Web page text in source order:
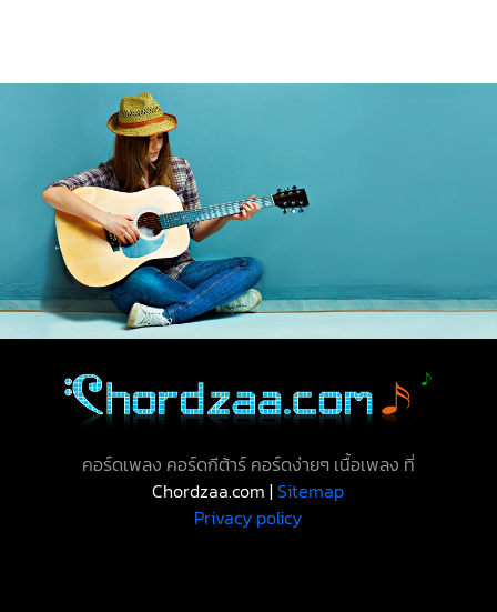
คอร์ดเพลง คอร์ดกีต้าร์ คอร์ดง่ายๆ เนื้อเพลง ที่
Chordzaa.com |Sitemap
Privacy policy